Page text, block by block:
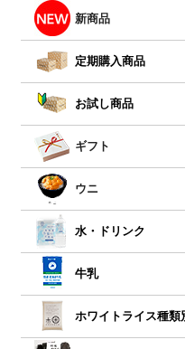
新商品
定期購入商品
お試し商品
ギフト
ウニ
水・ドリンク
牛乳
ホワイトライス種類